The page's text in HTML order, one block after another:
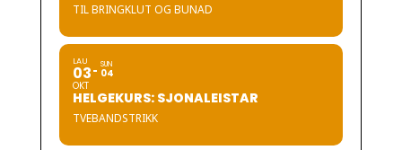
TIL BRINGKLUT OG BUNAD
LAU
03
OKT
SUN
04
HELGEKURS: SJONALEISTAR
TVEBANDSTRIKK